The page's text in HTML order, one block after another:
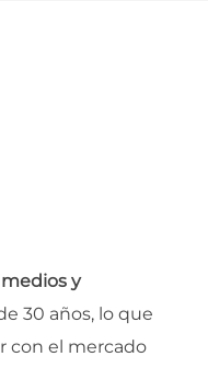
y
30 años, lo que
con el mercado